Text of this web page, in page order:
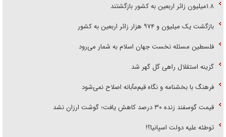
۱.۸میلیون زائر اربعین به کشور بازگشتند
بازگشت یک میلیون و ۹۷۴ هزار زائر اربعین به کشور
فلسطین مسئله نخست جهان اسلام به شمار می‌رود
گزینه استقلال راهی گل گهر شد
فرهنگ با بخشنامه و نگاه قیم‌مآبانه اصلاح نمی‌شود
قیمت گوسفند زنده ۳۰ درصد کاهش یافت؛ گوشت ارزان نشد
توطئه علیه دولت اسپانیا؟!